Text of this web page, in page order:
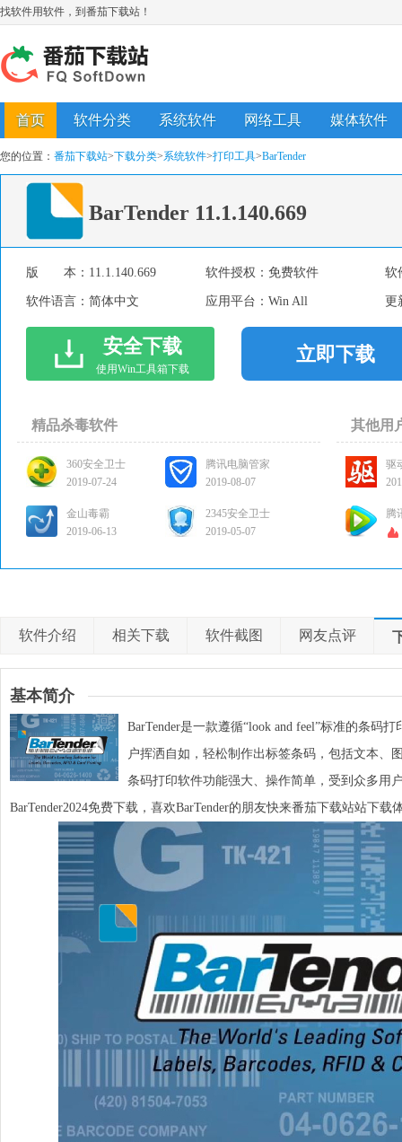
找软件用软件，到番茄下载站！
首页 软件分类 系统软件 网络工具 媒体软件
您的位置： 番茄下载站>下载分类>系统软件>打印工具>BarTender
BarTender 11.1.140.669
版 本： 11.1.140.669 软件授权： 免费软件 软
软件语言： 简体中文 应用平台： Win All 更
安全下载
使用Win工具箱下载
立即下载
精品杀毒软件
360安全卫士
2019-07-24
腾讯电脑管家
2019-08-07
金山毒霸
2019-06-13
2345安全卫士
2019-05-07
其他用
驱
腾
软件介绍 相关下载 软件截图 网友点评
基本简介
BarTender是一款遵循“look and feel”标准的条码打
户挥洒自如，轻松制作出标签条码，包括文本、
条码打印软件功能强大、操作简单，受到众多用
BarTender2024免费下载，喜欢BarTender的朋友快来番茄下载站站下载